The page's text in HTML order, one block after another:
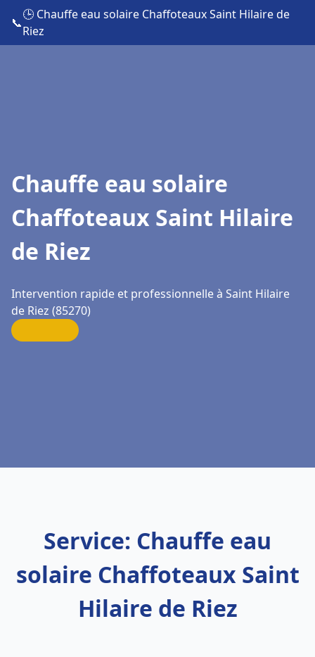
📞
🕒 Chauffe eau solaire Chaffoteaux Saint Hilaire de
Riez
Chauffe eau solaire
Chaffoteaux Saint Hilaire
de Riez
Intervention rapide et professionnelle à Saint Hilaire
de Riez (85270)
Service: Chauffe eau
solaire Chaffoteaux Saint
Hilaire de Riez